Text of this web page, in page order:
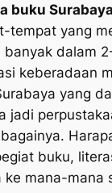
buku
tempat yang
dalam
keberadaan
yang
jadi
buku,
mana-mana